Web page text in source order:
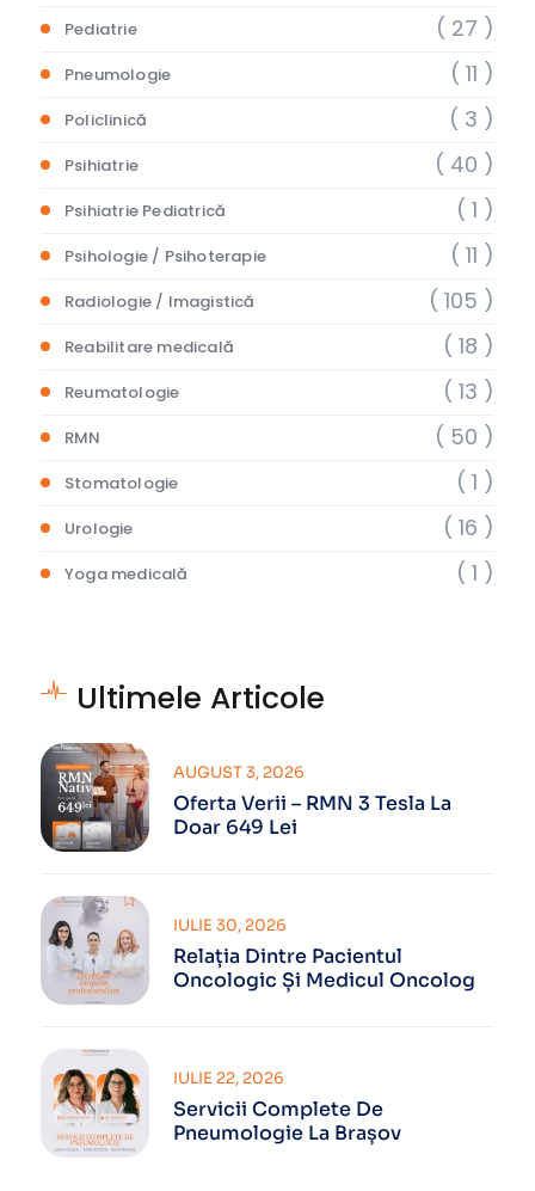
Pediatrie ( 27 )
Pneumologie ( 11 )
Policlinică ( 3 )
Psihiatrie ( 40 )
Psihiatrie Pediatrică ( 1 )
Psihologie / Psihoterapie ( 11 )
Radiologie / Imagistică ( 105 )
Reabilitare medicală ( 18 )
Reumatologie ( 13 )
RMN ( 50 )
Stomatologie ( 1 )
Urologie ( 16 )
Yoga medicală ( 1 )
Ultimele Articole
Oferta Verii – RMN 3 Tesla La
Doar 649 Lei
AUGUST 3, 2026
Relația Dintre Pacientul
Oncologic Și Medicul Oncolog
IULIE 30, 2026
Servicii Complete De
Pneumologie La Brașov
IULIE 22, 2026